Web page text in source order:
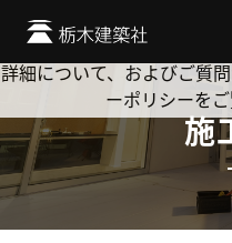
施
Cookie を使用して、お客
か? 当社ではお客様のプラ
詳細について、およびご質
ーポリシーをご